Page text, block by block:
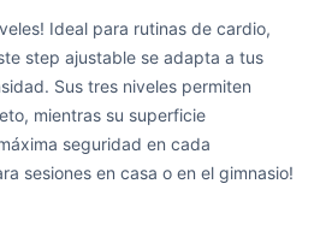
No
26,059.00
Steps Aeróbicos SP3002 - Sport Fitness 70345
308,421.00
Ideal para rutinas de cardio,
step ajustable se adapta a tus
Sus tres niveles permiten
mientras su superficie
seguridad en cada
sesiones en casa o en el gimnasio!